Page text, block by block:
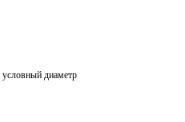
условный диаметр